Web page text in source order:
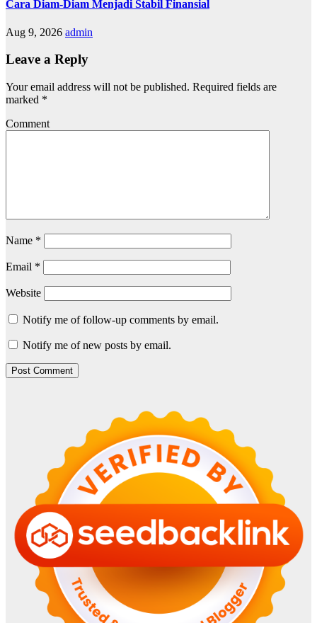
Cara Diam-Diam Menjadi Stabil Finansial
Aug 9, 2026 admin
Leave a Reply
Your email address will not be published. Required fields are
marked *
Comment
Name *
Email *
Website
Notify me of follow-up comments by email.
Notify me of new posts by email.